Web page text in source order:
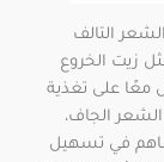
التالف
زيت الخروع
معًا على تغذية
الجاف،
في تسهيل